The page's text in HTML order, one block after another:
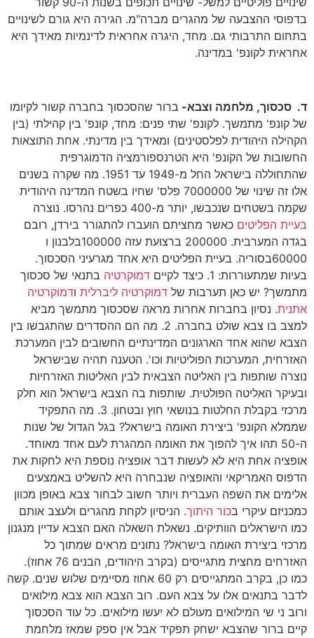
בדפוסי ההצבעה של מהגרים מברה"מ. הגירה היא גורם לשינויים
בתחום התרבותי גם. מחד, היגרה אחראית לדינמיות מאידך היא
אחראית לקונפ' במדינה.
ד. סכסוך, מלחמה וצבא- ברור שהסכסוך בחברה קשור לקיומו
של קונפ' מתמשך. לקונפ' שתי פנים: מחד, קונפ' בין קהילתי (בין
הקהילה היהודית לפלסטינים) ומאידך בין מדינתי. אחת התוצאות
החשובות של הקונפ' היא הטרנספורמציה הדמוגרפית
שהתחוללה בישראל החל מ-1949 עד 1951. מה שקרה בשנים
אלו זה שינוי של 7000000 פלס' שחיו בשטח המדינה היהודית
שקמה בשטחים שנכבשו, יותר מ-400 כפרים נהרסו. נוצרה
בעיית הפליטים כאשר מחציתם הועברו להתגורר בירדן, רובם
בגדה המערבית. 200000 ברצועת עזה 100000בלבנון ו
60000בסוריה. בעיית הפליטים היא אחד מגרעיני הסכסוך.
בעיות שמתעוררות: 1. כיצד לקיים
דמוקרטיה בתנאי של סכסוך
מתמשך? יש כאן תערבות של דמוקרטיה ליברלית ודמוקרטיה
אתנית. נסיון בחברות אחרות מראה שסכסוך מתמשך מביא
למצב בו צבא שולט בחברה. 2. מה הם ההסדרים שהתגבשו בין
הצבא שהוא אחד הארגונים המדינתיים החשובים לבין המערכת
האזרחית, המערכות הפוליטיות וכו'. הטענה תהיה שבישראל
נוצרה שותפות בין האליטה הצבאית לבין האליטות האזרחיות
ובעיקר האליטה הפולטית. שותפות בה הצבא בישראל הוא חלק
מרכזי בקבלת החלטות בנושאי חוץ ובטחון. 3. מה התפקיד
שממלא הקונפ' ביצירת האומה בישראל? בגל הגדול של שנות
ה-50 תהו איך להפוך את האומה המהגרת לעם אחד מאוחד.
אופציה אחת היא לא לעשות דבר אופציה נוספת היא לחקות את
הדפוס האמריקאי והאופציה שנבחרה היא להשליט באמצעים
אלימים את השפה העברית ויותר חשוב לבחור צבא באופן מכוון
כמכניזם עיקרי בכור היתוך. הניסיון לקחת מהגרים ולעצב אותם
כמו הישראלים הוותיקים. נשאלת השאלה האם הצבא עדיין מנגנון
מרכזי ביצירת האומה בישראל? נתונים מראים שמתוך כל
האזרחים מחצית מתגייסים (בקרב היהודים, הבנים 76 אחוז).
כמו כן, בקרב המתגייסים רק 60 אחוז מסיימים שלוש שנים. קשה
לדבר בתנאים אלו על צבא העם. רוב הצבא הוא צבא מילואים
ורוב ני שי המילואים מעולם לא יעשו מילואים. כל עוד הסכסוך
קיים ברור שהצבא ישחק תפקיד אבל אין ספק שמאז מלחמת